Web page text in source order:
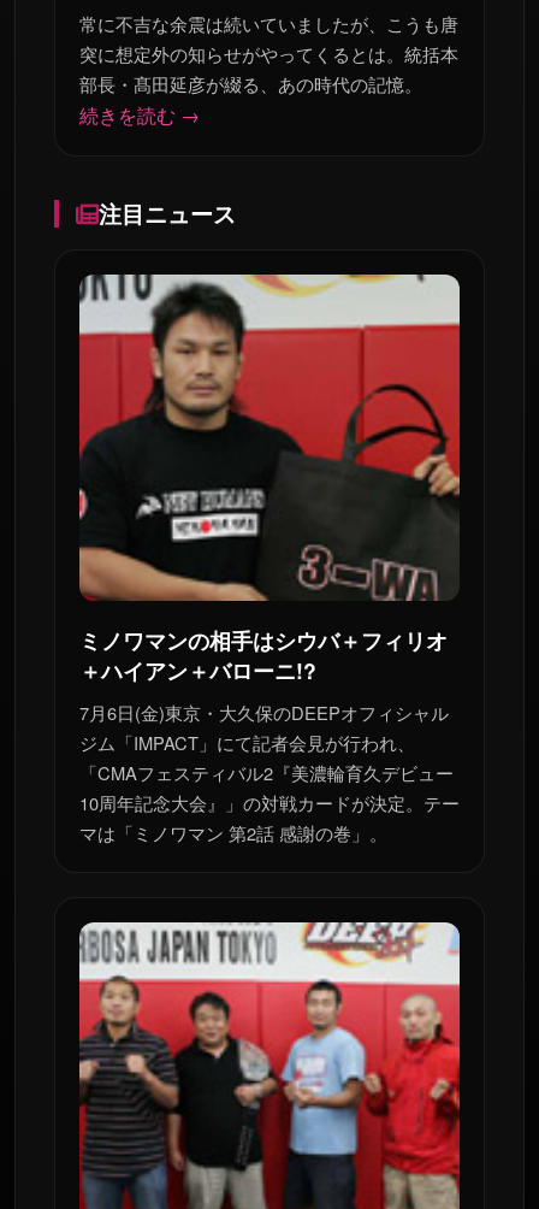
常に不吉な余震は続いていましたが、こうも唐
突に想定外の知らせがやってくるとは。統括本
部長・髙田延彦が綴る、あの時代の記憶。
続きを読む →
注目ニュース
ミノワマンの相手はシウバ＋フィリオ
＋ハイアン＋バローニ!?
7月6日(金)東京・大久保のDEEPオフィシャル
ジム「IMPACT」にて記者会見が行われ、
「CMAフェスティバル2『美濃輪育久デビュー
10周年記念大会』」の対戦カードが決定。テー
マは「ミノワマン 第2話 感謝の巻」。